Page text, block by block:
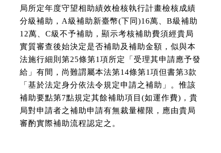
局所定年度守望相助績效檢核執行計畫檢核成績
分級補助，A級補助新臺幣(下同)16萬、B級補助
12萬、C級不予補助，顯示考核補助費須經貴局
實質審查後始決定是否補助及補助金額，似與本
法施行細則第25條第1項所定「受理其申請應予發
給」有間，尚難謂屬本法第14條第1項但書第3款
「基於法定身分依法令規定申請之補助」。惟該
補助要點第7點規定其餘補助項目(如運作費)，貴
局對申請者之補助申請有無裁量權限，應由貴局
審酌實際補助流程認定之。